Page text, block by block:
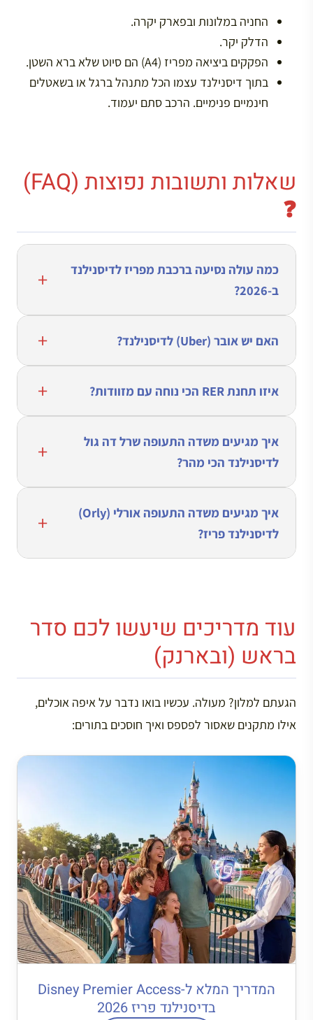
החניה במלונות ובפארק יקרה.
הדלק יקר.
הפקקים ביציאה מפריז (A4) הם סיוט שלא ברא השטן.
בתוך דיסנילנד עצמו הכל מתנהל ברגל או בשאטלים
חינמיים פנימיים. הרכב סתם יעמוד.
שאלות ותשובות נפוצות (FAQ)
❓
כמה עולה נסיעה ברכבת מפריז לדיסנילנד
ב-2026?
האם יש אובר (Uber) לדיסנילנד?
איזו תחנת RER הכי נוחה עם מזוודות?
איך מגיעים משדה התעופה שרל דה גול
לדיסנילנד הכי מהר?
איך מגיעים משדה התעופה אורלי (Orly)
לדיסנילנד פריז?
עוד מדריכים שיעשו לכם סדר
בראש (ובארנק)
הגעתם למלון? מעולה. עכשיו בואו נדבר על איפה אוכלים,
אילו מתקנים שאסור לפספס ואיך חוסכים בתורים:
המדריך המלא ל-Disney Premier Access
בדיסנילנד פריז 2026